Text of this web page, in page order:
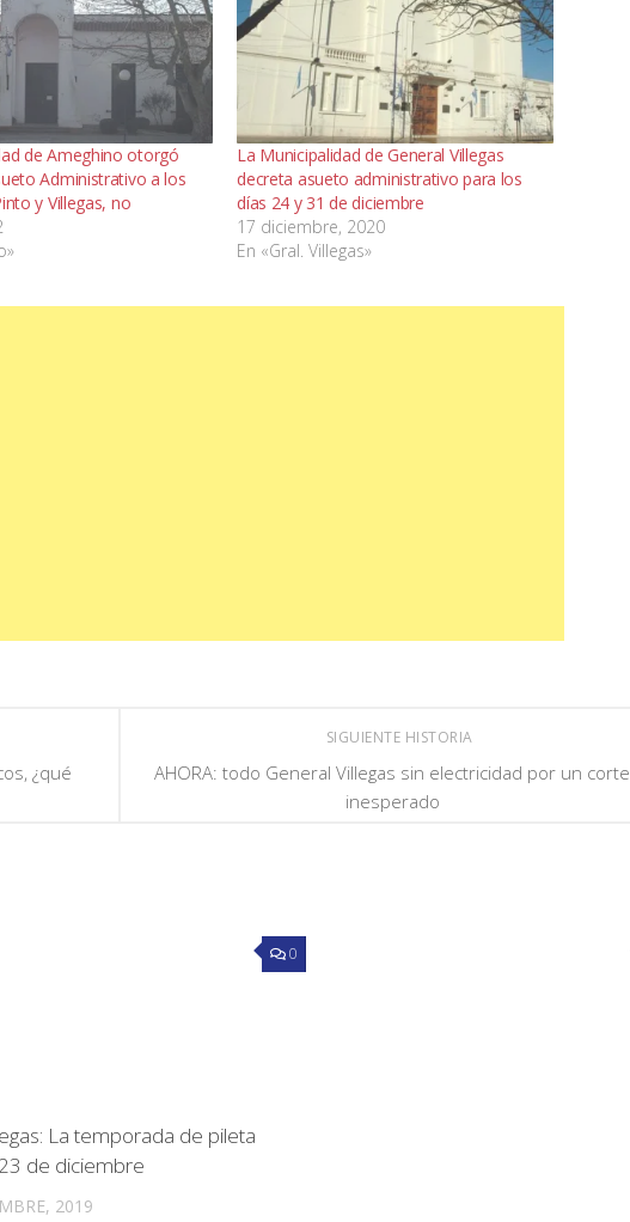
de Ameghino otorgó
Administrativo a los
y Villegas, no
La Municipalidad de General Villegas
decreta asueto administrativo para los
días 24 y 31 de diciembre
17 diciembre, 2020
En «Gral. Villegas»
SIGUIENTE HISTORIA
AHORA: todo General Villegas sin electricidad por un corte
inesperado
¿qué
0
La temporada de pileta
de diciembre
2019